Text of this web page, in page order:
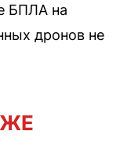
БПЛА на
дронов не